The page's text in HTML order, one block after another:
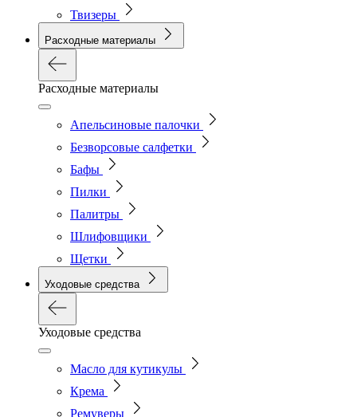
Твизеры
Расходные материалы
Расходные материалы
Апельсиновые палочки
Безворсовые салфетки
Бафы
Пилки
Палитры
Шлифовщики
Щетки
Уходовые средства
Уходовые средства
Масло для кутикулы
Крема
Ремуверы